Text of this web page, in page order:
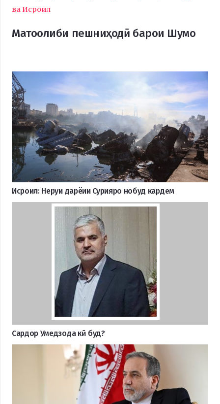
ва Исроил
Матоолиби пешниҳодӣ барои Шумо
Исроил: Неруи дарёии Сурияро нобуд кардем
Сардор Умедзода кӣ буд?